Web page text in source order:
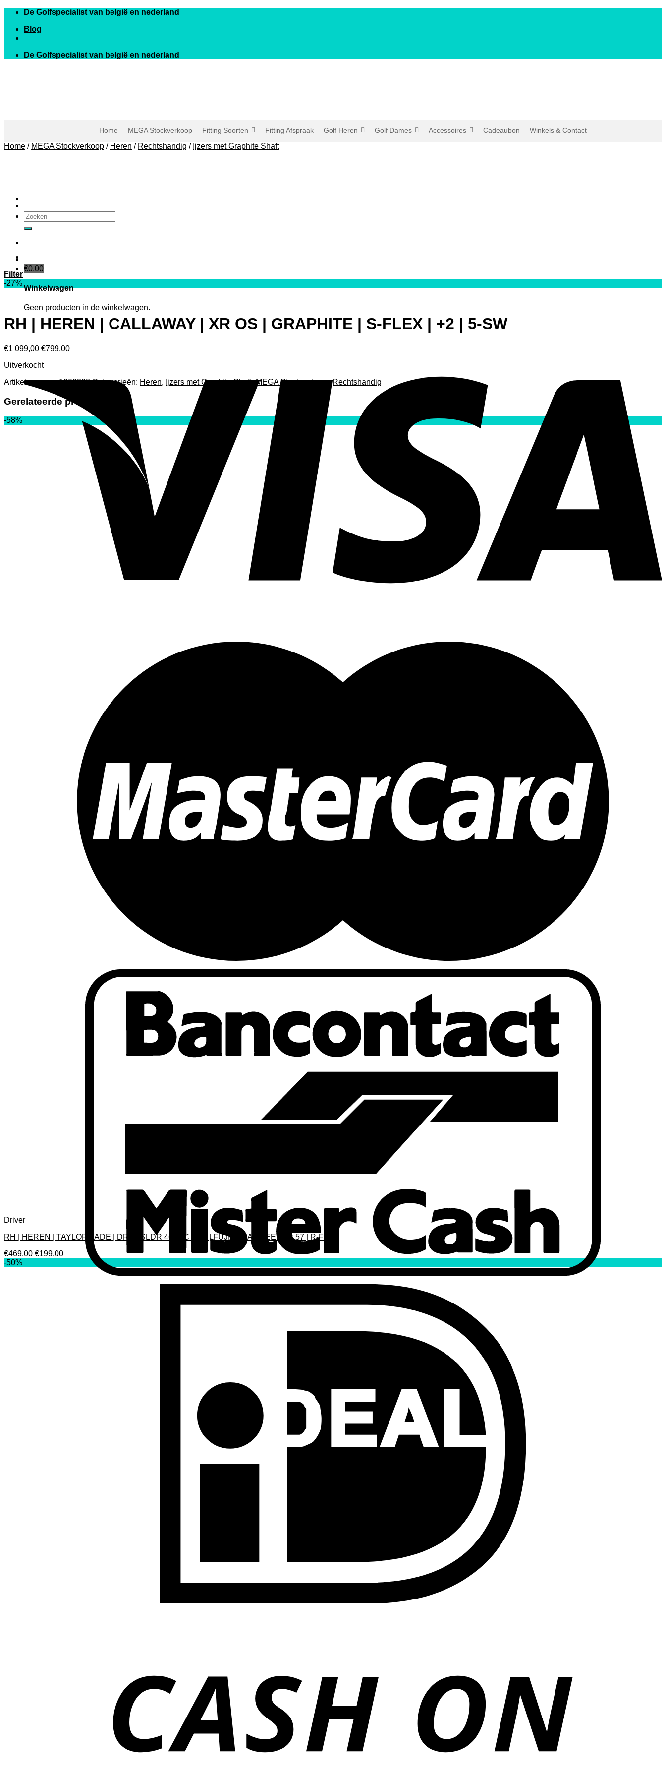
Skip
content
De Golfspecialist van belgië en nederland
Blog
De Golfspecialist van belgië en nederland
Zoeken
naar:
€0,00
Winkelwagen
Geen producten in de winkelwagen.
Home MEGA Stockverkoop Fitting Soorten Fitting Afspraak Golf Heren Golf Dames Accessoires Cadeaubon Winkels & Contact
Home / MEGA Stockverkoop / Heren / Rechtshandig / Ijzers met Graphite Shaft
Filter
-27%
RH | HEREN | CALLAWAY | XR OS | GRAPHITE | S-FLEX | +2 | 5-SW
€1 099,00 Oorspronkelijke
was:
€799,00Huidige
Uitverkocht
Artikelnummer:1000328 Categorieën: Heren, Ijzers met Graphite Shaft,MEGA Stockverkoop,Rechtshandig
Gerelateerde producten
-58%
Driver
RH | HEREN | TAYLORMADE | DRV | SLDR 460CC | 12° | FUJIKURA SPEEDER 57 | R-FLEX
€469,00 Oorspronkelijke
€199,00Huidige
-50%